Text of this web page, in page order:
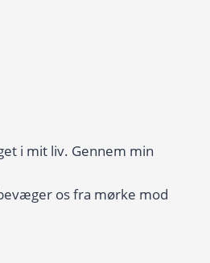
i mit liv. Gennem min
os fra mørke mod